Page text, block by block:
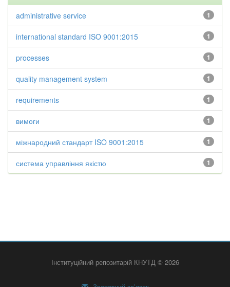
1
administrative service
1
international standard ISO 9001:2015
1
processes
1
quality management system
1
requirements
1
вимоги
1
міжнародний стандарт ISO 9001:2015
1
система управління якістю
Інституційний репозитарій КНУТД © 2026